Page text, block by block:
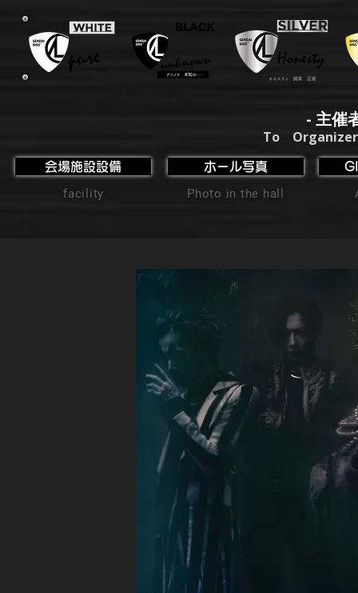
- 主催
To
会場施設設備
facility
ホール写真
Photo in the hall